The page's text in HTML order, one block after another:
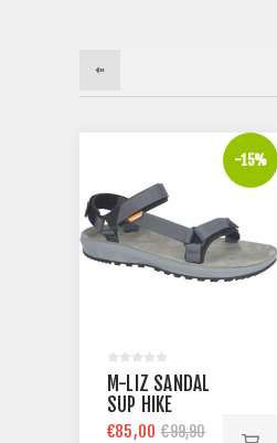
-15%
M-LIZ SANDAL
SUP HIKE
€85,00 €99,90